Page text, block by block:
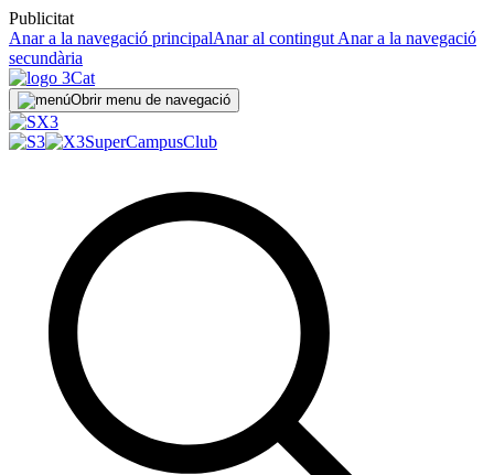
Publicitat
Anar a la navegació principalAnar al contingut Anar a la navegació
secundària
Obrir menu de navegació
SuperCampusClub